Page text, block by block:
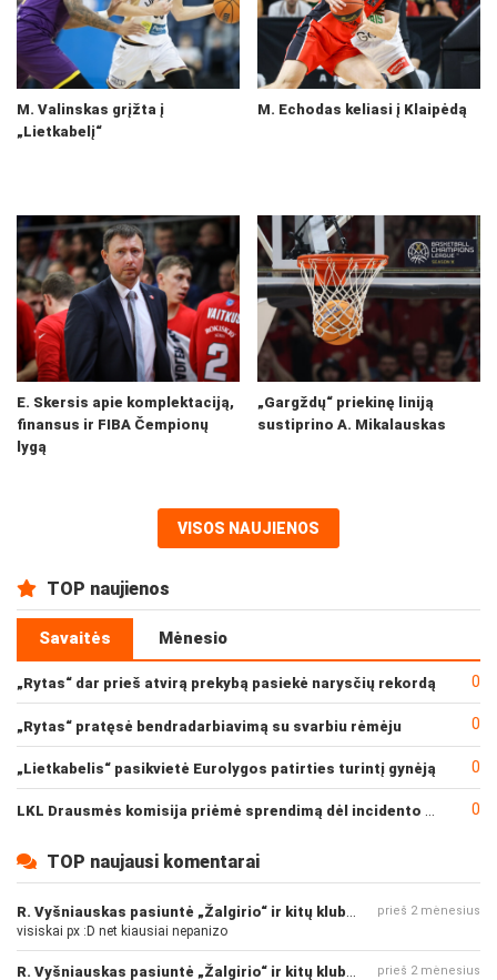
M. Valinskas grįžta į
„Lietkabelį“
M. Echodas keliasi į Klaipėdą
E. Skersis apie komplektaciją,
finansus ir FIBA Čempionų
lygą
„Gargždų“ priekinę liniją
sustiprino A. Mikalauskas
VISOS NAUJIENOS
TOP naujienos
Savaitės Mėnesio
„Rytas“ dar prieš atvirą prekybą pasiekė narysčių rekordą 0
„Rytas“ pratęsė bendradarbiavimą su svarbiu rėmėju 0
„Lietkabelis“ pasikvietė Eurolygos patirties turintį gynėją 0
0
TOP naujausi komentarai
prieš 2 mėnesius
visiskai px :D net kiausiai nepanizo
prieš 2 mėnesius